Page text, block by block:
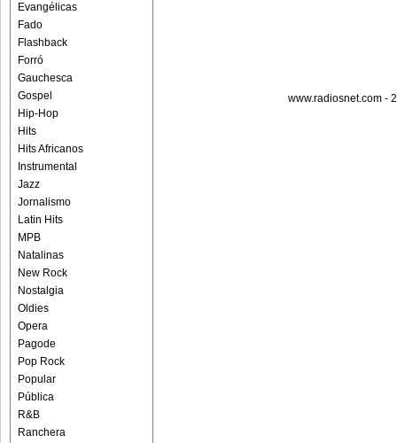
Evangélicas
Fado
Flashback
Forró
Gauchesca
Gospel
Hip-Hop
Hits
Hits Africanos
Instrumental
Jazz
Jornalismo
Latin Hits
MPB
Natalinas
New Rock
Nostalgia
Oldies
Opera
Pagode
Pop Rock
Popular
Pública
R&B
Ranchera
www.radiosnet.com -